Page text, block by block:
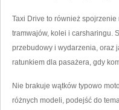
Taxi Drive to również
tramwajów, kolei i carsharingu.
przebudowy i wydarzenia, oraz
ratunkiem dla pasażera, gdy
Nie brakuje wątków typowo
różnych modeli, podejść do